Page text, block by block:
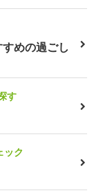
めの過ごし
す
ック